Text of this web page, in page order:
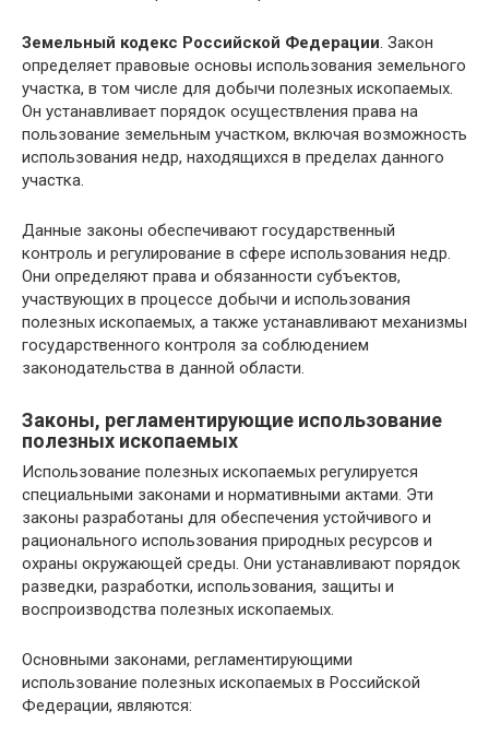
Земельный кодекс Российской Федерации. Закон
определяет правовые основы использования земельного
участка, в том числе для добычи полезных ископаемых.
Он устанавливает порядок осуществления права на
пользование земельным участком, включая возможность
использования недр, находящихся в пределах данного
участка.
Данные законы обеспечивают государственный
контроль и регулирование в сфере использования недр.
Они определяют права и обязанности субъектов,
участвующих в процессе добычи и использования
полезных ископаемых, а также устанавливают механизмы
государственного контроля за соблюдением
законодательства в данной области.
Законы, регламентирующие использование
полезных ископаемых
Использование полезных ископаемых регулируется
специальными законами и нормативными актами. Эти
законы разработаны для обеспечения устойчивого и
рационального использования природных ресурсов и
охраны окружающей среды. Они устанавливают порядок
разведки, разработки, использования, защиты и
воспроизводства полезных ископаемых.
Основными законами, регламентирующими
использование полезных ископаемых в Российской
Федерации, являются: